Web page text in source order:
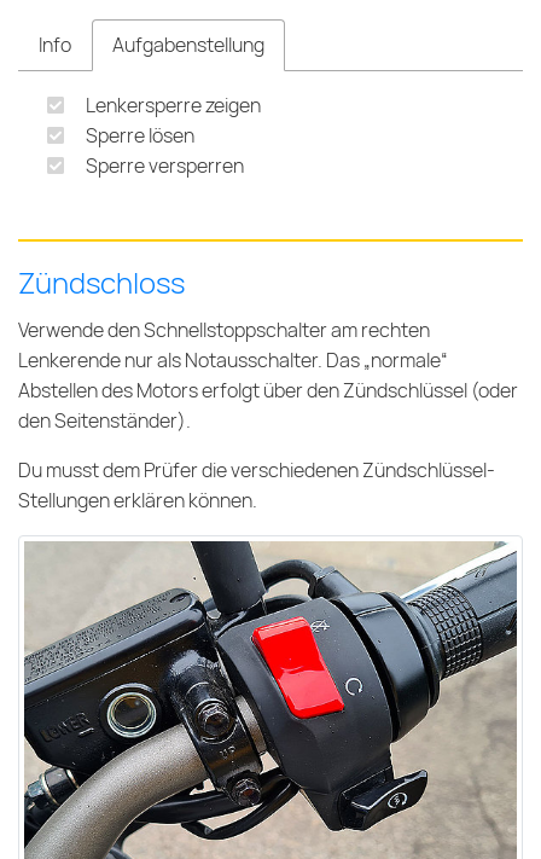
Info Aufgabenstellung
Lenkersperre zeigen
Sperre lösen
Sperre versperren
Zündschloss
Verwende den Schnellstoppschalter am rechten
Lenkerende nur als Notausschalter. Das „normale“
Abstellen des Motors erfolgt über den Zündschlüssel (oder
den Seitenständer).
Du musst dem Prüfer die verschiedenen Zündschlüssel-
Stellungen erklären können.